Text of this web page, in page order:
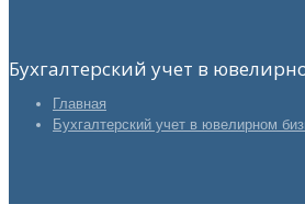
Бухгалтерский учет в
Главная
Бухгалтерский учет в ювелирном